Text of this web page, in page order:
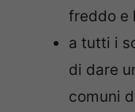
freddo e
a tutti i
di dare
comuni